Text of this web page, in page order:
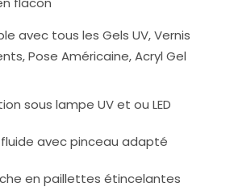
avec tous les Gels UV, Vernis
Pose Américaine, Acryl Gel
sous lampe UV et ou LED
avec pinceau adapté
en paillettes étincelantes